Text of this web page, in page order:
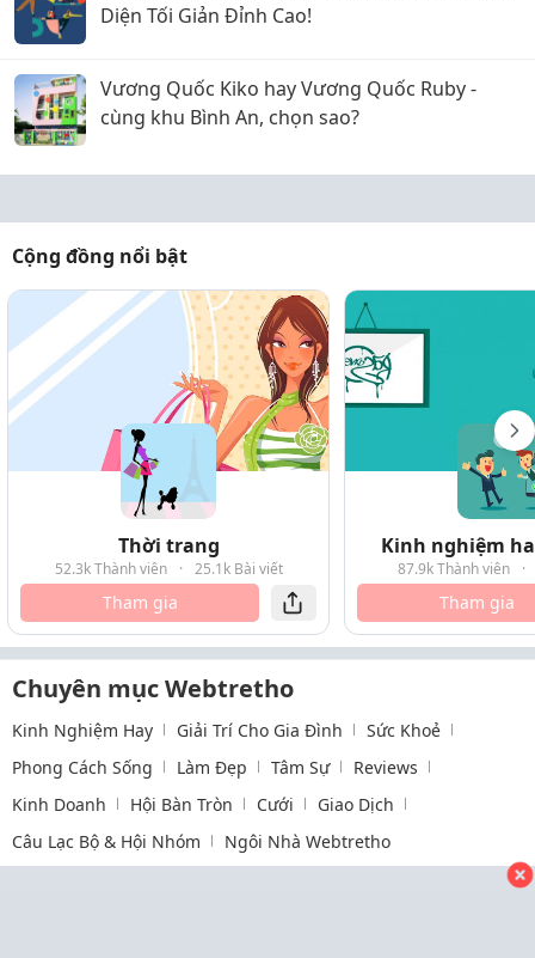
Diện Tối Giản Đỉnh Cao!
Vương Quốc Kiko hay Vương Quốc Ruby -
cùng khu Bình An, chọn sao?
Cộng đồng nổi bật
Thời trang
52.3k Thành viên · 25.1k Bài viết
Tham gia
Kinh nghiệm
87.9k Thành viên ·
Tham gia
Chuyên mục Webtretho
Kinh Nghiệm Hay Giải Trí Cho Gia Đình
Sức Khoẻ
Phong Cách Sống
Làm Đẹp Tâm Sự
Reviews
Kinh Doanh
Hội Bàn Tròn Cưới
Giao Dịch
Câu Lạc Bộ & Hội Nhóm
Ngôi Nhà Webtretho